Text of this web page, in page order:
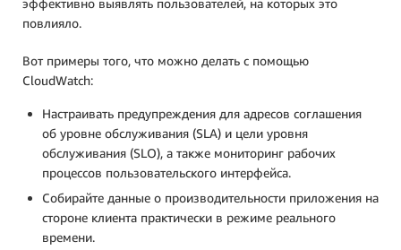
повлияло.
Вот примеры того, что можно делать с помощью
CloudWatch:
Настраивать предупреждения для адресов соглашения
об уровне обслуживания (SLA) и цели уровня
обслуживания (SLO), а также мониторинг рабочих
процессов пользовательского интерфейса.
Собирайте данные о производительности приложения на
стороне клиента практически в режиме реального
времени.